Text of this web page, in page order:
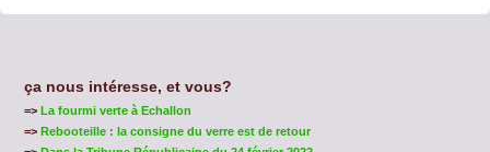
ça nous intéresse, et vous?
=> La fourmi verte à Echallon
=> Rebooteille : la consigne du verre est de retour